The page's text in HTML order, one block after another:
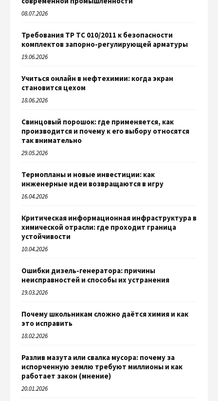
08.07.2026
Требования ТР ТС 010/2011 к безопасности
комплектов запорно-регулирующей арматуры
19.06.2026
Учиться онлайн в нефтехимии: когда экран
становится цехом
18.06.2026
Свинцовый порошок: где применяется, как
производится и почему к его выбору относятся
так внимательно
29.05.2026
Термопланы и новые инвестиции: как
инженерные идеи возвращаются в игру
16.04.2026
Критическая информационная инфраструктура в
химической отрасли: где проходит граница
устойчивости
10.04.2026
Ошибки дизель-генератора: причины
неисправностей и способы их устранения
19.03.2026
Почему школьникам сложно даётся химия и как
это исправить
18.02.2026
Разлив мазута или свалка мусора: почему за
испорченную землю требуют миллионы и как
работает закон (мнение)
20.01.2026